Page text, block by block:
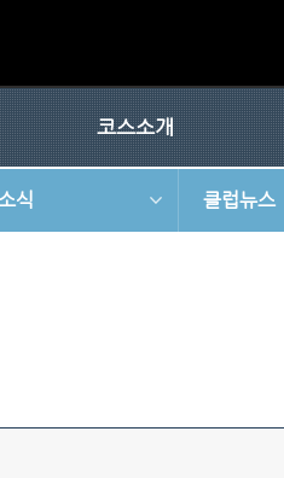
코스소개
식 클럽뉴스